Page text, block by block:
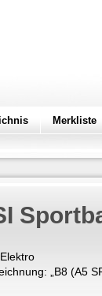
Merkliste
„ B8 (A5